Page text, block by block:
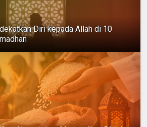
Diri kepada Allah di 10